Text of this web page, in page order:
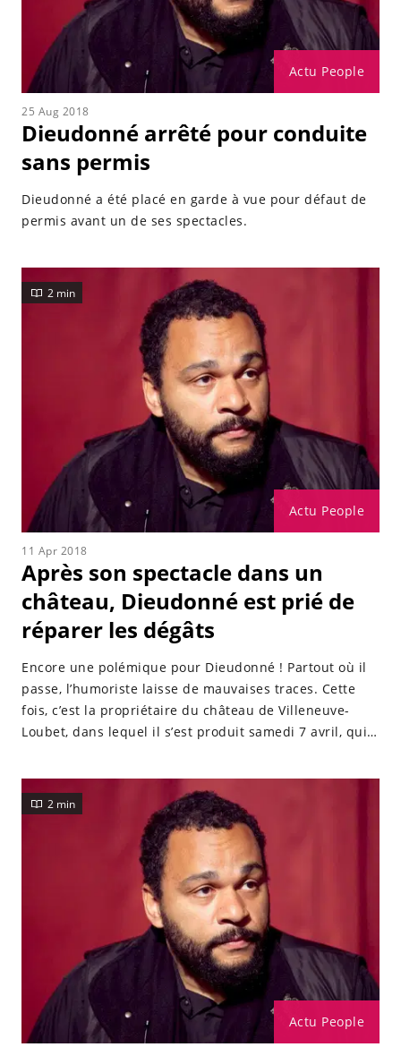
Actu People
25 Aug 2018
Dieudonné arrêté pour conduite
sans permis
Dieudonné a été placé en garde à vue pour défaut de
permis avant un de ses spectacles.
Actu People
2 min
11 Apr 2018
Après son spectacle dans un
château, Dieudonné est prié de
réparer les dégâts
Encore une polémique pour Dieudonné ! Partout où il
passe, l’humoriste laisse de mauvaises traces. Cette
fois, c’est la propriétaire du château de Villeneuve-
Loubet, dans lequel il s’est produit samedi 7 avril, qui
nombreuses dégradations suite à son spectacle.
Actu People
2 min